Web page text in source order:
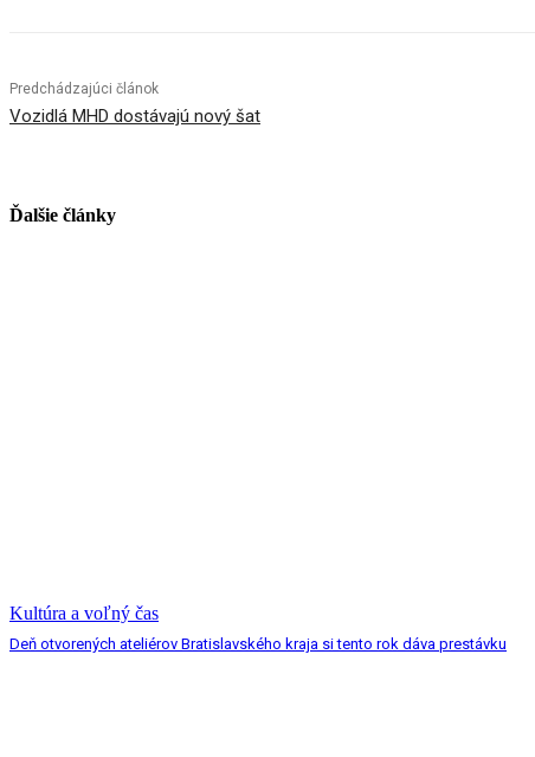
Predchádzajúci článok
Vozidlá MHD dostávajú nový šat
Ďalšie články
Kultúra a voľný čas
Deň otvorených ateliérov Bratislavského kraja si tento rok dáva prestávku